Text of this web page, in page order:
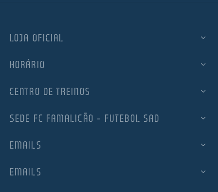
LOJA OFICIAL
HORÁRIO
CENTRO DE TREINOS
SEDE FC FAMALICÃO – FUTEBOL SAD
EMAILS
EMAILS